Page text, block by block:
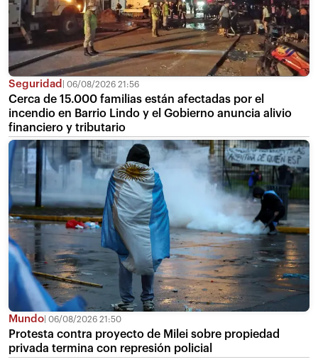
Seguridad 06/08/2026 21:56
Cerca de 15.000 familias están afectadas por el
incendio en Barrio Lindo y el Gobierno anuncia alivio
financiero y tributario
Mundo 06/08/2026 21:50
Protesta contra proyecto de Milei sobre propiedad
privada termina con represión policial